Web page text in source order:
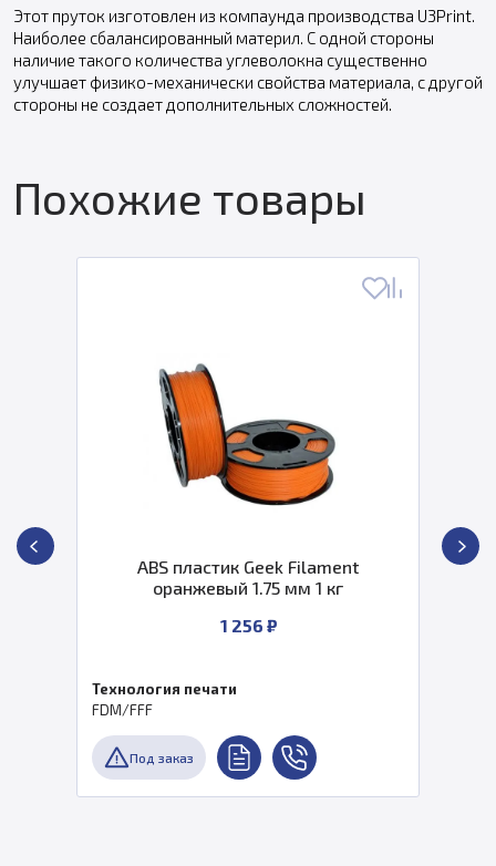
Этот пруток изготовлен из компаунда производства U3Print.
Наиболее сбалансированный материл. С одной стороны
наличие такого количества углеволокна существенно
улучшает физико-механически свойства материала, с другой
стороны не создает дополнительных сложностей.
Похожие товары
ABS пластик Geek Filament
оранжевый 1.75 мм 1 кг
1 256 ₽
Технология печати
FDM/FFF
Под заказ